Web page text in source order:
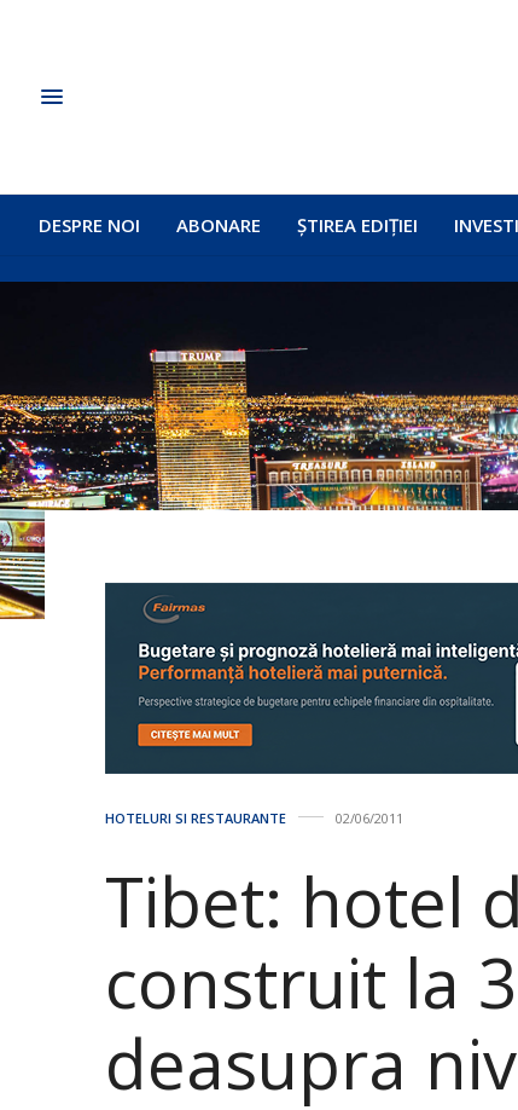
DESPRE NOI ABONARE ȘTIREA EDIȚIEI
HOTELURI SI RESTAURANTE 02/06/2011
Tibet: hotel
construit la
deasupra